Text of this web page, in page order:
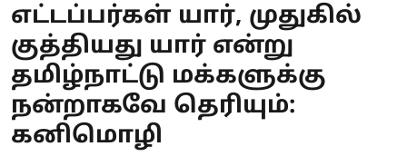
எட்டப்பர்கள் யார், முதுகில்
குத்தியது யார் என்று
தமிழ்நாட்டு மக்களுக்கு
நன்றாகவே தெரியும்:
கனிமொழி